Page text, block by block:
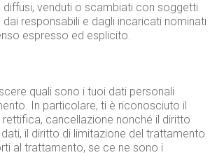
diffusi, venduti o scambiati con soggetti
dai responsabili e dagli incaricati nominati
espresso ed esplicito.
quali sono i tuoi dati personali
In particolare, ti è riconosciuto il
cancellazione nonché il diritto
il diritto di limitazione del trattamento
al trattamento, se ce ne sono i